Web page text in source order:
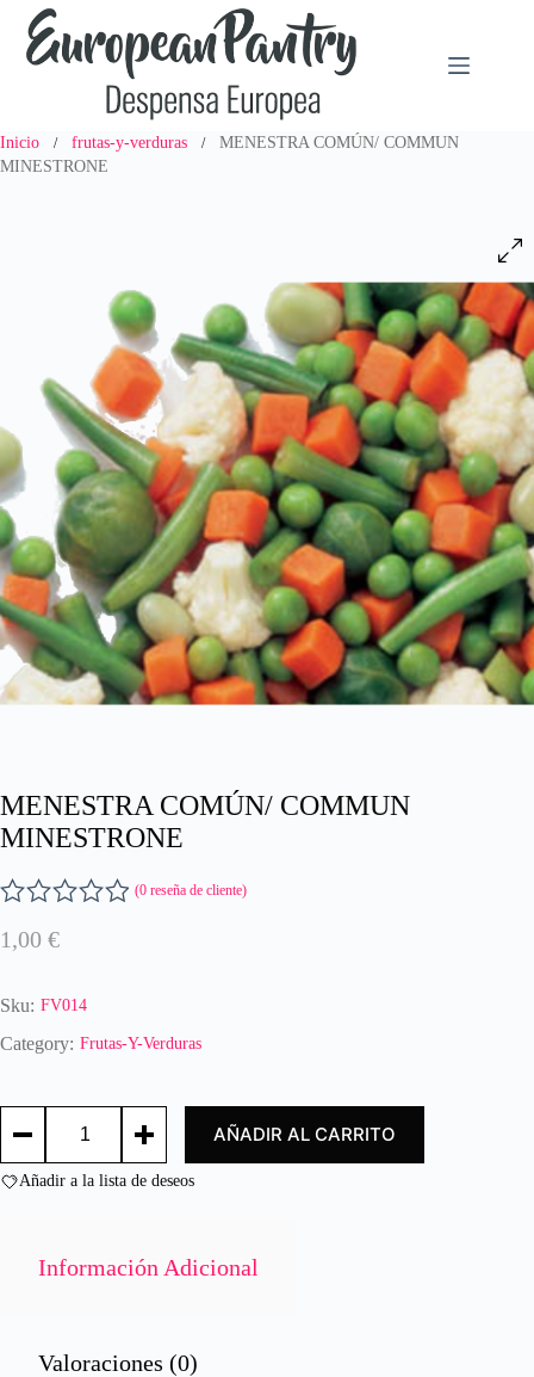
Saltar
contenido
Inicio / frutas-y-verduras /
MENESTRA COMÚN/ COMMUN
MINESTRONE
MENESTRA COMÚN/ COMMUN
MINESTRONE
V
a
o
a
n
0
(0 reseña de cliente)
1,00 €
Sku: FV014
Category: Frutas-Y-Verduras
COMÚN/
MINESTRONE
AÑADIR AL CARRITO
Añadir a la lista de deseos
Información Adicional
Valoraciones (0)